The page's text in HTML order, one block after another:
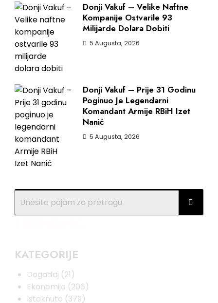
Donji Vakuf – Velike Naftne
Kompanije Ostvarile 93
Milijarde Dolara Dobiti
5 Augusta, 2026
Donji Vakuf – Prije 31 Godinu
Poginuo Je Legendarni
Komandant Armije RBiH Izet
Nanić
5 Augusta, 2026
KATEGORIJE
Događaj (21)
Ekonomija (206)
Istaknuto (379)